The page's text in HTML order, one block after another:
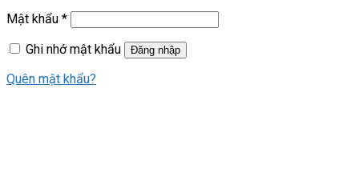
Mật khẩu *
Ghi nhớ mật khẩu
Đăng nhập
Quên mật khẩu?